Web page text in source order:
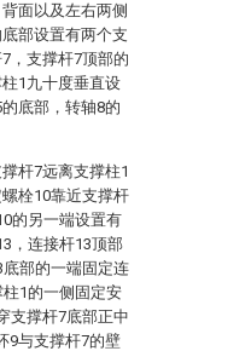
面以及左右两侧
部设置有两个支
，支撑杆7顶部的
1九十度垂直设
底部，转轴8的
杆7远离支撑柱1
栓10靠近支撑杆
的另一端设置有
，连接杆13顶部
部的一端固定连
1的一侧固定安
支撑杆7底部正中
9与支撑杆7的壁